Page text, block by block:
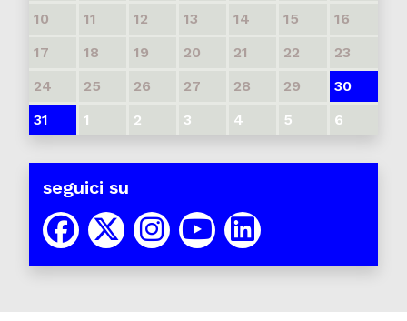
10
11 12 13 14 15
16
17
18 19 20 21 22
23
24
25 26 27 28 29
30
31
1 2 3 4 5 6
seguici su